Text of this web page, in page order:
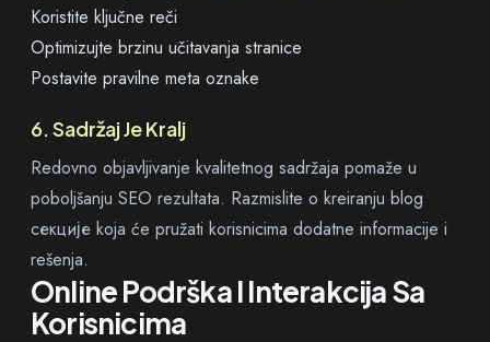
Koristite ključne reči
Optimizujte brzinu učitavanja stranice
Postavite pravilne meta oznake
6. Sadržaj Je Kralj
Redovno objavljivanje kvalitetnog sadržaja pomaže u
poboljšanju SEO rezultata. Razmislite o kreiranju blog
секције koja će pružati korisnicima dodatne informacije i
rešenja.
Online Podrška I Interakcija Sa
Korisnicima